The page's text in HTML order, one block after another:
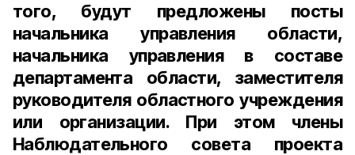
того, будут предложены посты
начальника управления области,
начальника управления в составе
департамента области, заместителя
руководителя областного учреждения
или организации. При этом члены
Наблюдательного совета проекта